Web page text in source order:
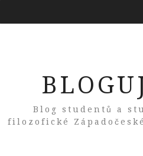
Blog studentů a
filozofické